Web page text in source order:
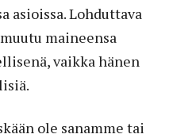
asioissa. Lohduttava
maineensa
vaikka hänen
ole sanamme tai